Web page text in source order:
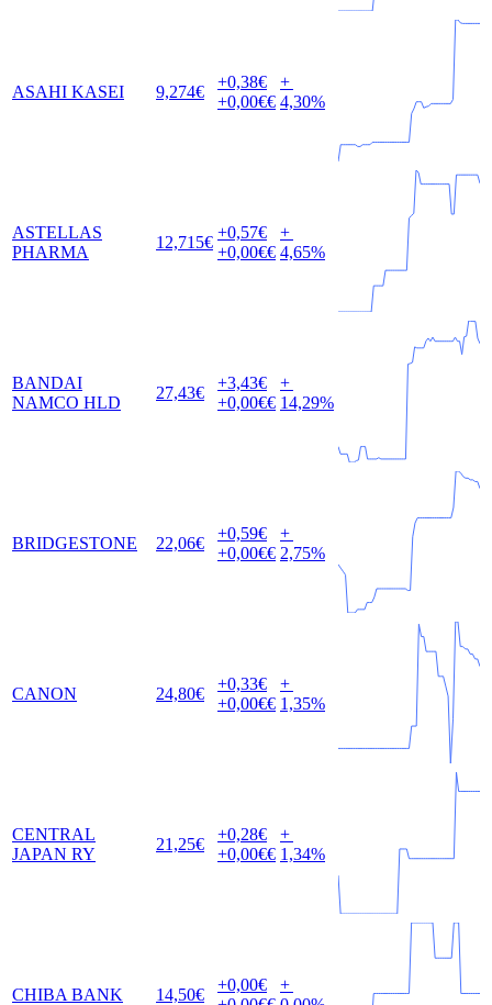
ASAHI KASEI 9,274€
+0,38€
+0,00€€
+
4,30%
ASTELLAS
PHARMA
12,715€
+0,57€
+0,00€€
+
4,65%
BANDAI
NAMCO HLD
27,43€
+3,43€
+0,00€€
+
14,29%
BRIDGESTONE 22,06€
+0,59€
+0,00€€
+
2,75%
CANON 24,80€
+0,33€
+0,00€€
+
1,35%
CENTRAL
JAPAN RY
21,25€
+0,28€
+0,00€€
+
1,34%
CHIBA BANK 14,50€
+0,00€
+